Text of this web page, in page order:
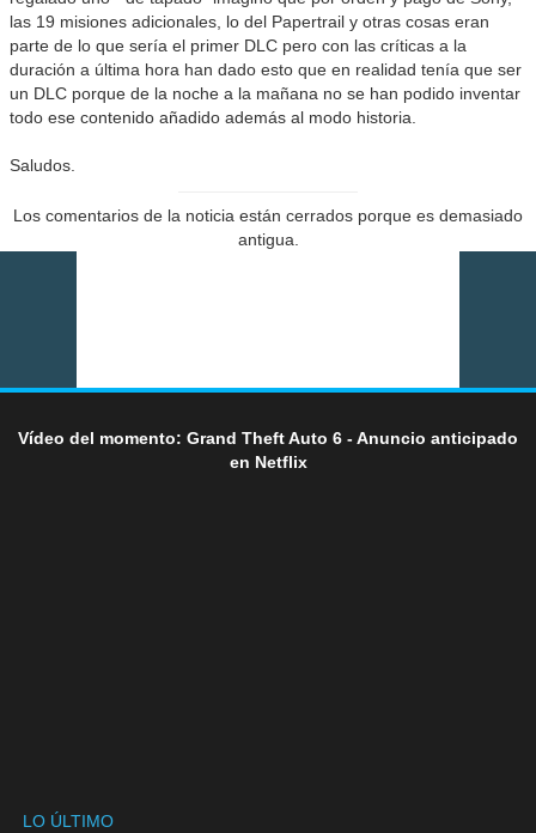
las 19 misiones adicionales, lo del Papertrail y otras cosas eran
parte de lo que sería el primer DLC pero con las críticas a la
duración a última hora han dado esto que en realidad tenía que ser
un DLC porque de la noche a la mañana no se han podido inventar
todo ese contenido añadido además al modo historia.
Saludos.
Los comentarios de la noticia están cerrados porque es demasiado
antigua.
Vídeo del momento: Grand Theft Auto 6 - Anuncio anticipado
en Netflix
LO ÚLTIMO